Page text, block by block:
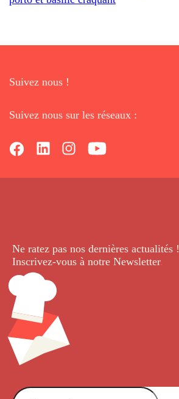
Suivez nous !
Suivez nous sur les réseaux :
Ne ratez pas nos dernières actualités !
Inscrivez-vous à notre Newsletter.